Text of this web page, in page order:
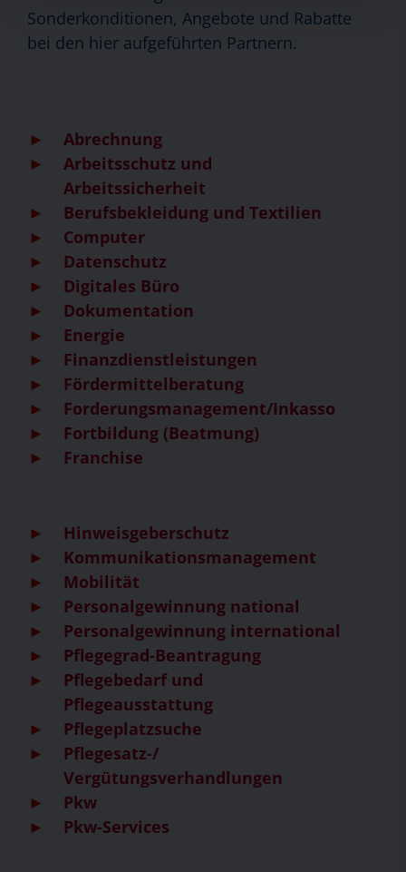
Sonderkonditionen, Angebote und Rabatte
bei den hier aufgeführten Partnern.
Abrechnung
Arbeitsschutz und
Arbeitssicherheit
Berufsbekleidung und Textilien
Computer
Datenschutz
Digitales Büro
Dokumentation
Energie
Finanzdienstleistungen
Fördermittelberatung
Forderungsmanagement/Inkasso
Fortbildung (Beatmung)
Franchise
Hinweisgeberschutz
Kommunikationsmanagement
Mobilität
Personalgewinnung national
Personalgewinnung international
Pflegegrad-Beantragung
Pflegebedarf und
Pflegeausstattung
Pflegeplatzsuche
Pflegesatz-/
Vergütungsverhandlungen
Pkw
Pkw-Services